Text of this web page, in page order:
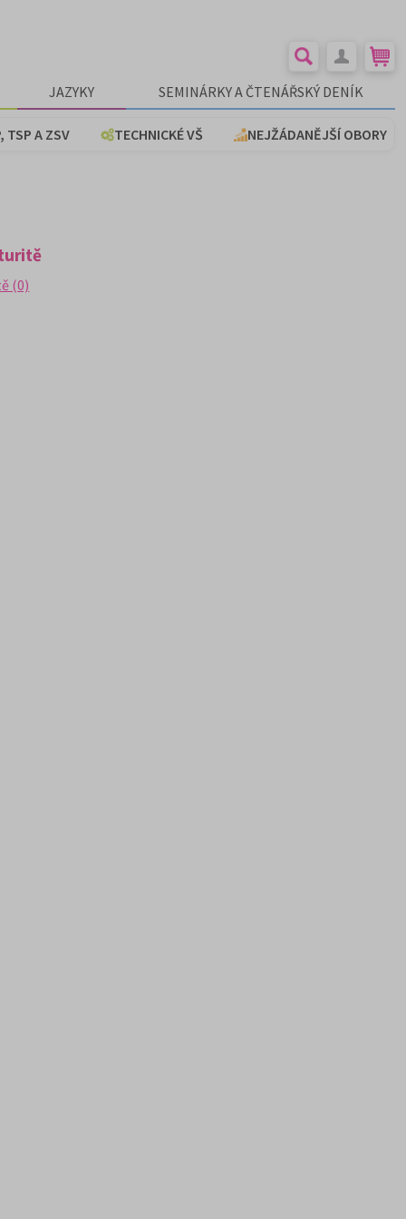
JAZYKY SEMINÁRKY A ČTENÁŘSKÝ DENÍK
TSP A ZSV TECHNICKÉ VŠ NEJŽÁDANĚJŠÍ OBORY
(0)